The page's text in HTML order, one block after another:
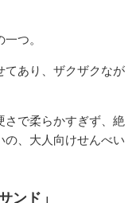
つ。
てあり、ザクザクなが
さで柔らかすぎず、絶
、大人向けせんべい
ンド」